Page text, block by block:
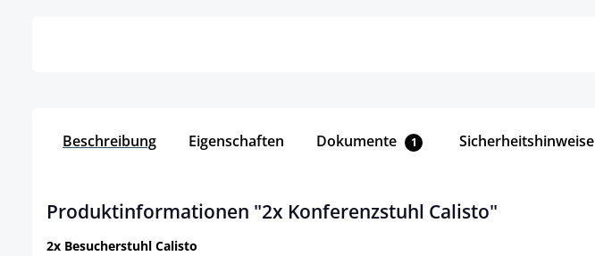
Beschreibung Eigenschaften Dokumente 1 Sicherheitshinweise
Produktinformationen "2x Konferenzstuhl Calisto"
2x Besucherstuhl Calisto